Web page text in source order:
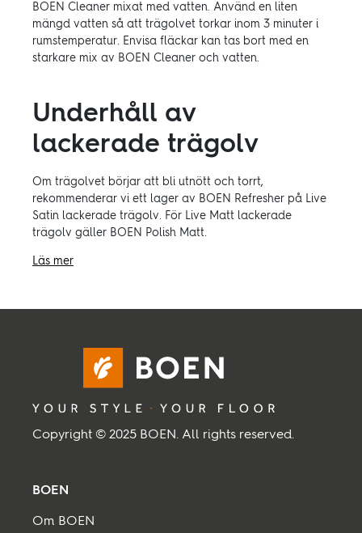
BOEN Cleaner mixat med vatten. Använd en liten
mängd vatten så att trägolvet torkar inom 3 minuter i
rumstemperatur. Envisa fläckar kan tas bort med en
starkare mix av BOEN Cleaner och vatten.
Underhåll av
lackerade trägolv
Om trägolvet börjar att bli utnött och torrt,
rekommenderar vi ett lager av BOEN Refresher på Live
Satin lackerade trägolv. För Live Matt lackerade
trägolv gäller BOEN Polish Matt.
Läs mer
BOEN
Om BOEN
Copyright © 2025 BOEN. All rights reserved.